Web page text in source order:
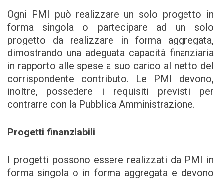
Ogni PMI può realizzare un solo progetto in
forma singola o partecipare ad un solo
progetto da realizzare in forma aggregata,
dimostrando una adeguata capacità finanziaria
in rapporto alle spese a suo carico al netto del
corrispondente contributo. Le PMI devono,
inoltre, possedere i requisiti previsti per
contrarre con la Pubblica Amministrazione.
Progetti finanziabili
I progetti possono essere realizzati da PMI in
forma singola o in forma aggregata e devono